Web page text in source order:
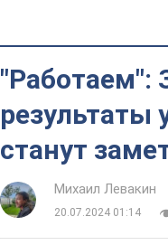
"Работаем":
результаты
станут
Михаил Левакин
20.07.2024 01:14